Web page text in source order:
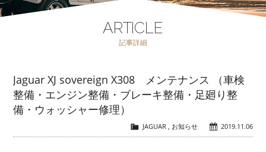
注文販売 ORDER SALES
点検修理・車検 MAINTENANCE
ARTICLE
記事詳細
Jaguar XJ sovereign X308 メンテナンス （車検
整備・エンジン整備・ブレーキ整備・足廻り整
備・ウォッシャー修理）
2019.11.06
JAGUAR お知らせ